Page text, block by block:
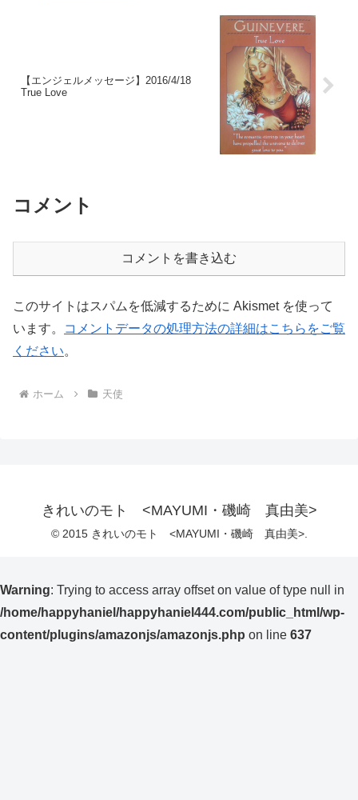
【エンジェルメッセージ】2016/4/18
True Love
コメント
コメントを書き込む
このサイトはスパムを低減するために Akismet を使って
います。
コメントデータの処理方法の詳細はこちらをご覧
ください。
ホーム 天使
きれいのモト <MAYUMI・磯崎 真由美>
© 2015 きれいのモト <MAYUMI・磯崎 真由美>.
Warning: Trying to access array offset on value of type null in
/home/happyhaniel/happyhaniel444.com/public_html/wp-
content/plugins/amazonjs/amazonjs.php on line 637